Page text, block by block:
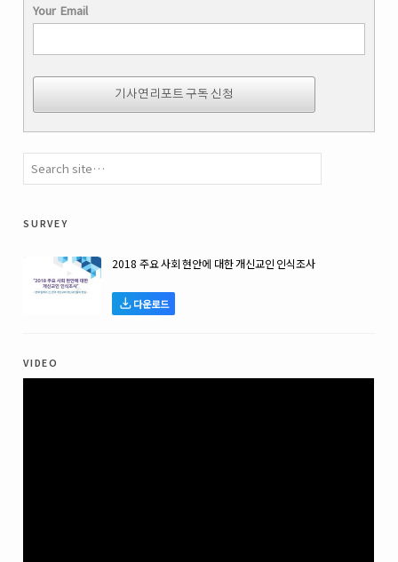
Your Email
survey
2018 주요 사회 현안에 대한 개신교인 인식조사
다운로드
video